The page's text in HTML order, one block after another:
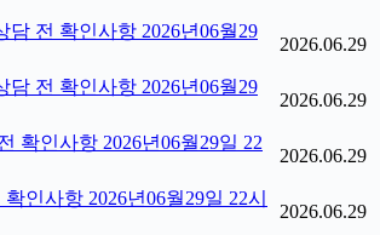
담 전 확인사항 2026년06월29
2026.06.29
담 전 확인사항 2026년06월29
2026.06.29
확인사항 2026년06월29일 22
2026.06.29
인사항 2026년06월29일 22시
2026.06.29